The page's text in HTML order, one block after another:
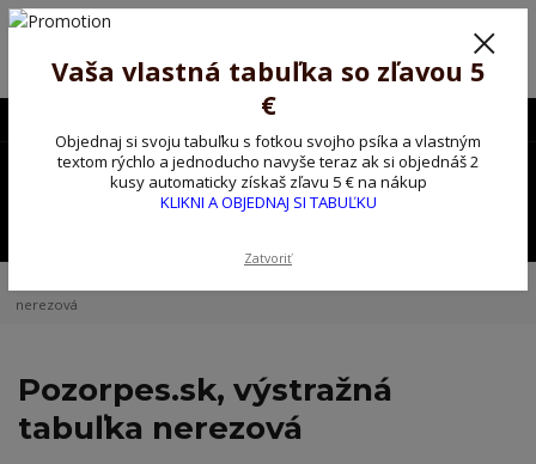
Poprosíme ctených zákazníkov o trpezlivosť, v tomto období máme
Preto sme Vám pripravili malý darček ako ospravedlnenie.
!!! ZĽAVA 5€ na PRVÚ objednávku nad 30€ s kódom pozorpes5 !!!
0,00 EUR
nerezová
Pozorpes.sk, výstražná
tabuľka nerezová
Vaša vlastná tabuľka so zľavou 5
€
Objednaj si svoju tabuľku s fotkou svojho psíka a vlastným
textom rýchlo a jednoducho navyše teraz ak si objednáš 2
kusy automaticky získaš zľavu 5 € na nákup
KLIKNI A OBJEDNAJ SI TABUĽKU
Zatvoriť